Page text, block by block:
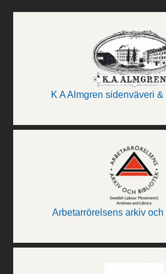
K A Almgren sidenväveri
Arbetarrörelsens arkiv